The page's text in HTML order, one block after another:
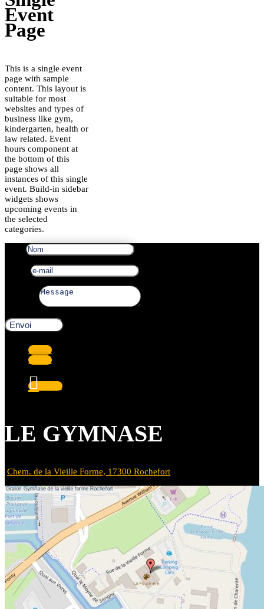
Event
Page
This is a single event
page with sample
content. This layout is
suitable for most
websites and types of
business like gym,
kindergarten, health or
law related. Event
hours component at
the bottom of this
page shows all
instances of this single
event. Build-in sidebar
widgets shows
upcoming events in
the selected
categories.
Envoi
Suivre
Suivre
Suivre
LE GYMNASE
Chem. de la Vieille Forme, 17300 Rochefort